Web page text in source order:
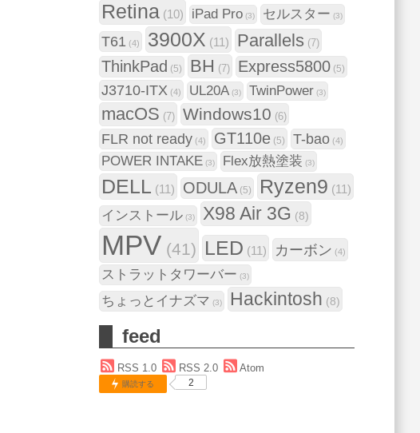
Retina (10) iPad Pro (3) セルスター (3)
T61 (4) 3900X (11) Parallels (7)
ThinkPad (5) BH (7) Express5800 (5)
J3710-ITX (4) UL20A (3) TwinPower (3)
macOS (7) Windows10 (6)
FLR not ready (4) GT110e (5) T-bao (4)
POWER INTAKE (3) Flex放熱塗装 (3)
DELL (11) ODULA (5) Ryzen9 (11)
インストール (3) X98 Air 3G (8)
MPV (41) LED (11) カーボン (4)
ストラットタワーバー (3)
ちょっとイナズマ (3) Hackintosh (8)
feed
RSS 1.0 RSS 2.0 Atom
購読する 2